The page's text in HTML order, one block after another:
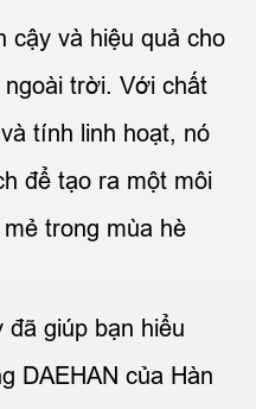
cậy và hiệu quả cho
trời. Với chất
tính linh hoạt, nó
để tạo ra một môi
trong mùa hè
đã giúp bạn hiểu
DAEHAN của Hàn